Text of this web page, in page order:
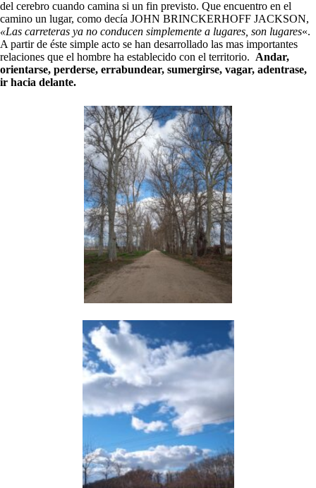
del cerebro cuando camina si un fin previsto. Que encuentro en el
camino un lugar, como decía JOHN BRINCKERHOFF JACKSON,
«Las carreteras ya no conducen simplemente a lugares, son lugares«.
A partir de éste simple acto se han desarrollado las mas importantes
relaciones que el hombre ha establecido con el territorio. Andar,
orientarse, perderse, errabundear, sumergirse, vagar, adentrase,
ir hacia delante.